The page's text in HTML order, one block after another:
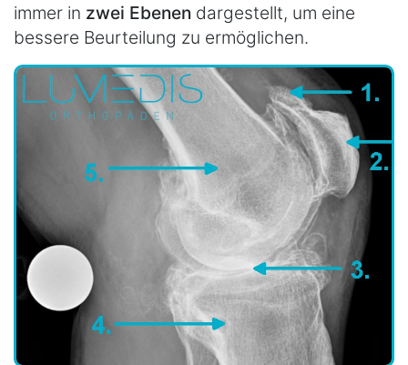
immer in zwei Ebenen dargestellt, um eine
bessere Beurteilung zu ermöglichen.